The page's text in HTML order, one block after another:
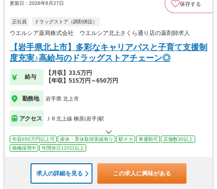
更新日：2026年6月27日 保存する
正社員 ドラッグストア（調剤併設）
ウエルシア薬局株式会社 ウエルシア北上さくら通り店の薬剤師求人
【岩手県北上市】多彩なキャリアパスと子育て支援制
度充実♪高給与のドラッグストアチェーン◎
給与
【月収】33.5万円
【年収】515万円～650万円
勤務地 岩手県 北上市
アクセス ＪＲ北上線 柳原(岩手)駅
年収650万円以上可 産休・育休取得実績有り 駅チカ 車通勤可
店舗数30以上
積極採用中
年間休日120日以上
求人の詳細を見る この求人に興味がある